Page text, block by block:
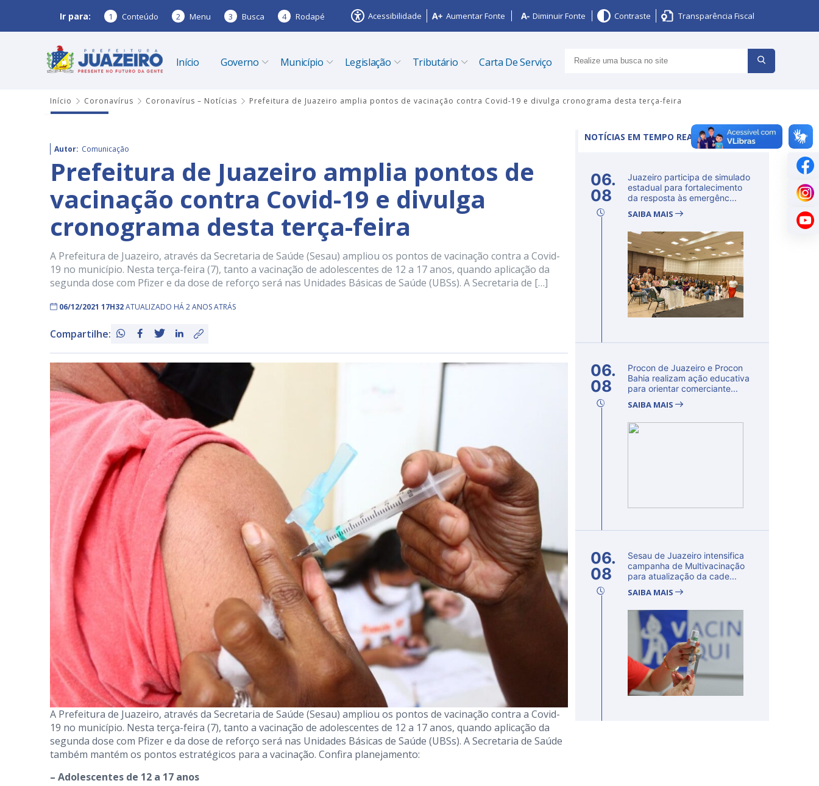
Ir para: 1 Conteúdo 2 Menu 3 Busca 4 Rodapé Acessibilidade Aumentar Fonte Diminuir Fonte Contraste Transparência Fiscal
Início Governo Município Legislação Tributário Carta De Serviço
Início Coronavírus Coronavírus – Notícias Prefeitura de Juazeiro amplia pontos de vacinação contra Covid-19 e divulga cronograma desta terça-feira
Autor: Comunicação
Prefeitura de Juazeiro amplia pontos de
vacinação contra Covid-19 e divulga
cronograma desta terça-feira
A Prefeitura de Juazeiro, através da Secretaria de Saúde (Sesau) ampliou os pontos de vacinação contra a Covid-
19 no município. Nesta terça-feira (7), tanto a vacinação de adolescentes de 12 a 17 anos, quando aplicação da
segunda dose com Pfizer e da dose de reforço será nas Unidades Básicas de Saúde (UBSs). A Secretaria de […]
06/12/2021 17H32ATUALIZADO HÁ 2 ANOS ATRÁS
Compartilhe:
A Prefeitura de Juazeiro, através da Secretaria de Saúde (Sesau) ampliou os pontos de vacinação contra a Covid-
19 no município. Nesta terça-feira (7), tanto a vacinação de adolescentes de 12 a 17 anos, quando aplicação da
segunda dose com Pfizer e da dose de reforço será nas Unidades Básicas de Saúde (UBSs). A Secretaria de Saúde
também mantém os pontos estratégicos para a vacinação. Confira planejamento:
– Adolescentes de 12 a 17 anos
NOTÍCIAS EM TEMPO REAL
06.
08
Juazeiro participa de simulado
estadual para fortalecimento
da resposta às emergênc...
SAIBA MAIS
06.
08
Procon de Juazeiro e Procon
Bahia realizam ação educativa
para orientar comerciante...
SAIBA MAIS
06.
08
Sesau de Juazeiro intensifica
campanha de Multivacinação
para atualização da cade...
SAIBA MAIS